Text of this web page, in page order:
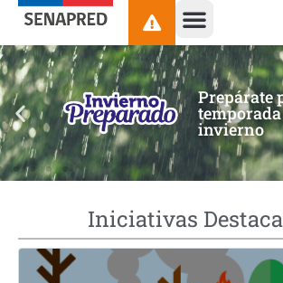
contenido
Prepárate
invierno
Iniciativas